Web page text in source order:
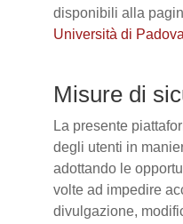
disponibili alla
Università di Padova
Misure di
La presente
degli utenti in
adottando le
volte ad impedire
divulgazione,